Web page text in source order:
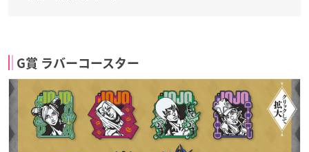
G賞 ラバーコースター